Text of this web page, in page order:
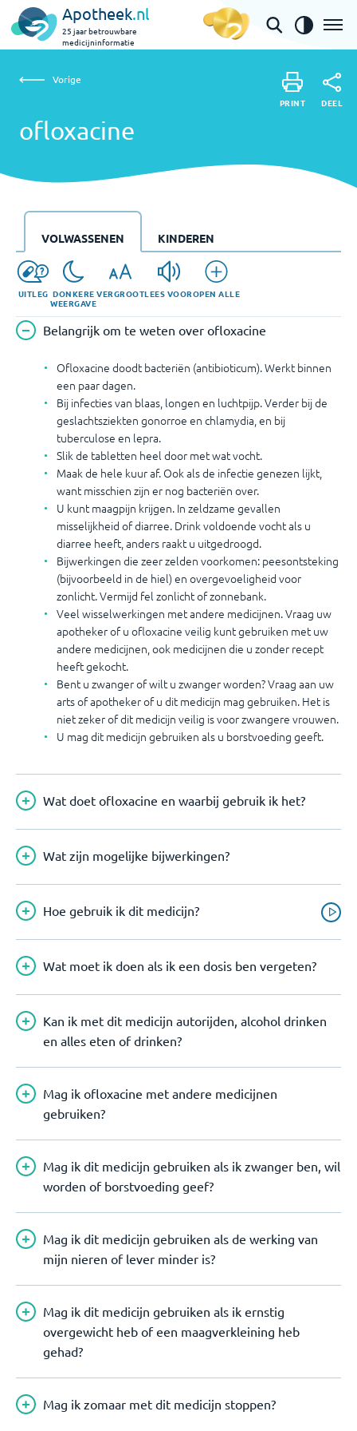
Apotheek.nl
25 jaar betrouwbare
medicijninformatie
ofloxacine
Vorige
ofloxacine
PRINT DEEL
UITLEG DONKERE
WEERGAVE
VERGROOTLEES VOOROPEN ALLE
VOLWASSENEN KINDEREN
Belangrijk om te weten over ofloxacine
Ofloxacine doodt bacteriën (antibioticum). Werkt binnen
een paar dagen.
Bij infecties van blaas, longen en luchtpijp. Verder bij de
geslachtsziekten gonorroe en chlamydia, en bij
tuberculose en lepra.
Slik de tabletten heel door met wat vocht.
Maak de hele kuur af. Ook als de infectie genezen lijkt,
want misschien zijn er nog bacteriën over.
U kunt maagpijn krijgen. In zeldzame gevallen
misselijkheid of diarree. Drink voldoende vocht als u
diarree heeft, anders raakt u uitgedroogd.
Bijwerkingen die zeer zelden voorkomen: peesontsteking
(bijvoorbeeld in de hiel) en overgevoeligheid voor
zonlicht. Vermijd fel zonlicht of zonnebank.
Veel wisselwerkingen met andere medicijnen. Vraag uw
apotheker of u ofloxacine veilig kunt gebruiken met uw
andere medicijnen, ook medicijnen die u zonder recept
heeft gekocht.
Bent u zwanger of wilt u zwanger worden? Vraag aan uw
arts of apotheker of u dit medicijn mag gebruiken. Het is
niet zeker of dit medicijn veilig is voor zwangere vrouwen.
U mag dit medicijn gebruiken als u borstvoeding geeft.
Wat doet ofloxacine en waarbij gebruik ik het?
Wat zijn mogelijke bijwerkingen?
Hoe gebruik ik dit medicijn?
Wat moet ik doen als ik een dosis ben vergeten?
Kan ik met dit medicijn autorijden, alcohol drinken
en alles eten of drinken?
Mag ik ofloxacine met andere medicijnen
gebruiken?
Mag ik dit medicijn gebruiken als ik zwanger ben, wil
worden of borstvoeding geef?
Mag ik dit medicijn gebruiken als de werking van
mijn nieren of lever minder is?
Mag ik dit medicijn gebruiken als ik ernstig
overgewicht heb of een maagverkleining heb
gehad?
Mag ik zomaar met dit medicijn stoppen?